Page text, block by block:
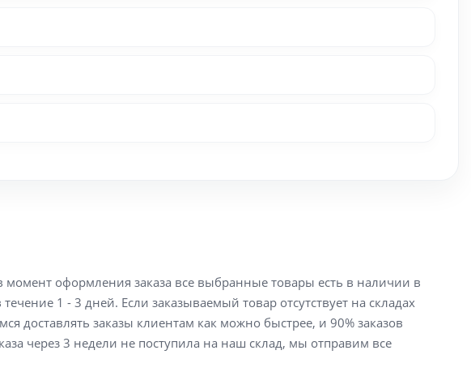
момент оформления заказа все выбранные товары есть в наличии в
1 - 3 дней. Если заказываемый товар отсутствует на складах
доставлять заказы клиентам как можно быстрее, и 90% заказов
через 3 недели не поступила на наш склад, мы отправим все